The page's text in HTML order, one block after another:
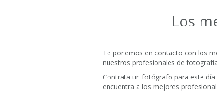
Los
Te ponemos en contacto con los
nuestros profesionales de
Contrata un fotógrafo para este
encuentra a los mejores